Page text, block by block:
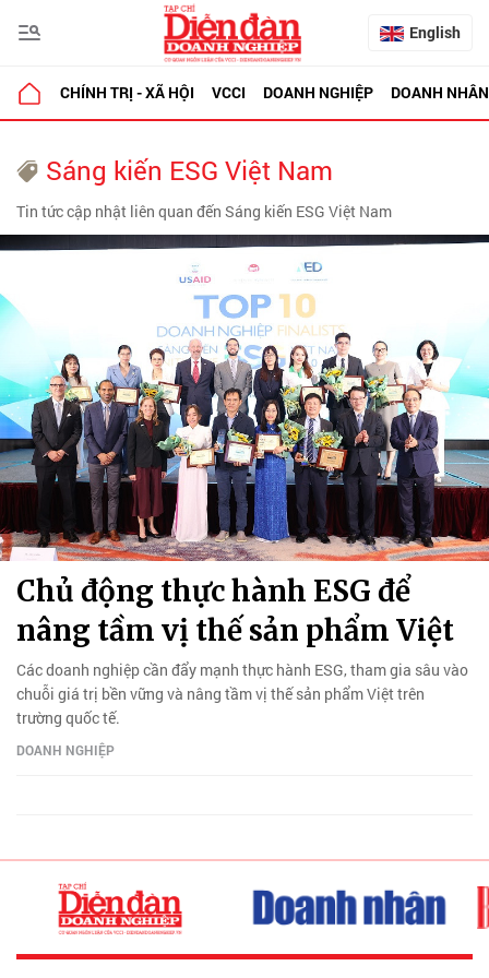
English
CHÍNH TRỊ - XÃ HỘI VCCI DOANH NGHIỆP DOANH NHÂN
Sáng kiến ESG Việt Nam
Tin tức cập nhật liên quan đến Sáng kiến ESG Việt Nam
Chủ động thực hành ESG để
nâng tầm vị thế sản phẩm Việt
Các doanh nghiệp cần đẩy mạnh thực hành ESG, tham gia sâu vào
chuỗi giá trị bền vững và nâng tầm vị thế sản phẩm Việt trên
trường quốc tế.
DOANH NGHIỆP